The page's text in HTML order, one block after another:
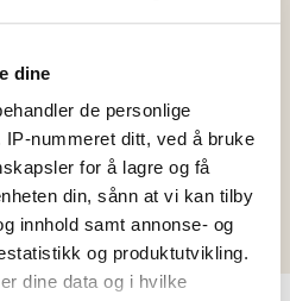
dine
de personlige
nummeret ditt, ved å bruke
for å lagre og få
din, sånn at vi kan tilby
innhold samt annonse- og
og produktutvikling.
dine data og i hvilke
stengt: Nå
viktige
hjemløse